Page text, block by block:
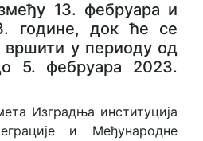
13. фебруара и
године, док ће се
вршити у периоду од
5. фебруара 2023.
Изградња институција
и Међународне